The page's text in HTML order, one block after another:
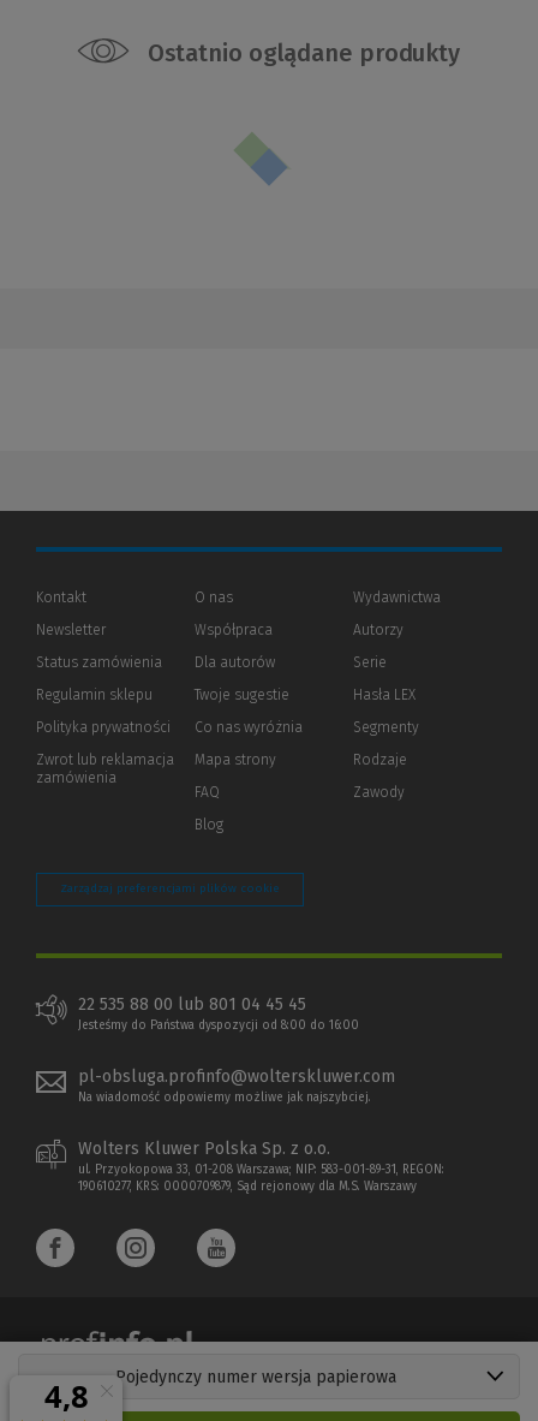
Pojedynczy numer wersja papierowa
Ostatnio oglądane produkty
Kontakt
Newsletter
Status zamówienia
Regulamin sklepu
Polityka prywatności (Nowe
(Link
innej
Zwrot lub reklamacja
zamówienia
O nas
Współpraca
Dla autorów(Nowe
(Link
innej
Twoje sugestie
Co nas wyróżnia
Mapa strony
FAQ
Blog
Wydawnictwa
Autorzy
Serie
Hasła LEX
Segmenty
Rodzaje
Zawody
Zarządzaj preferencjami plików cookie
22 535 88 00 lub 801 04 45 45
Jesteśmy do Państwa dyspozycji od 8:00 do 16:00
pl-obsluga.profinfo@wolterskluwer.com
Na wiadomość odpowiemy możliwe jak najszybciej.
Wolters Kluwer Polska Sp. z o.o.
ul. Przyokopowa 33, 01-208 Warszawa; NIP: 583-001-89-31, REGON:
190610277, KRS: 0000709879, Sąd rejonowy dla M.S. Warszawy
Copyright 1997 - 2026 Wolters Kluwer Polska Sp. z o.o.